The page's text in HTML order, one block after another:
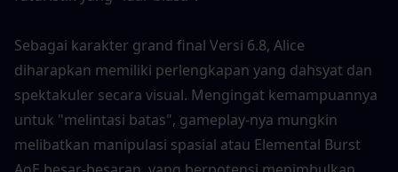
Sebagai karakter grand final Versi 6.8, Alice
diharapkan memiliki perlengkapan yang dahsyat dan
spektakuler secara visual. Mengingat kemampuannya
untuk "melintasi batas", gameplay-nya mungkin
melibatkan manipulasi spasial atau Elemental Burst